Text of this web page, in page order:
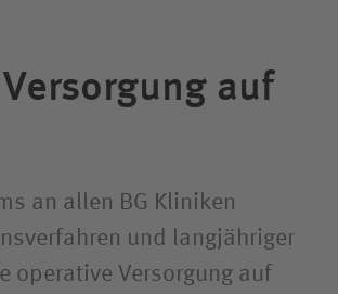
auf
an allen BG Kliniken
und langjähriger
operative Versorgung auf